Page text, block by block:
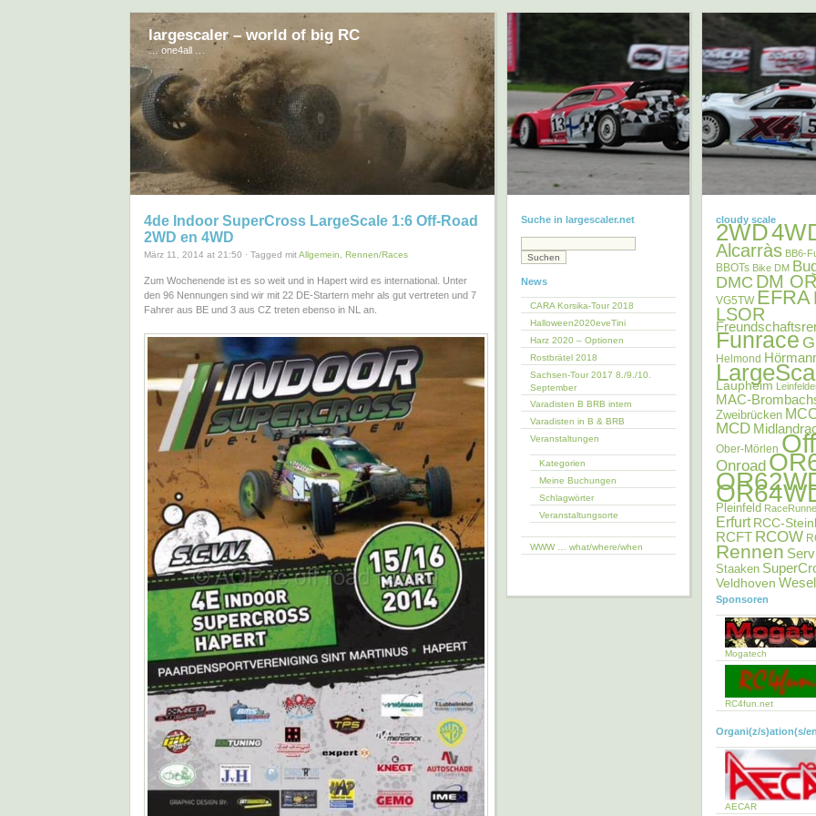
largescaler – world of big RC
… one4all …
4de Indoor SuperCross LargeScale 1:6 Off-Road
2WD en 4WD
März 11, 2014 at 21:50 · Tagged mitAllgemein Rennen/Races
Zum Wochenende ist es so weit und in Hapert wird es international. Unter
den 96 Nennungen sind wir mit 22 DE-Startern mehr als gut vertreten und 7
Fahrer aus BE und 3 aus CZ treten ebenso in NL an.
Suche in largescaler.net
News
CARA Korsika-Tour 2018
Halloween2020eveTini
Harz 2020 – Optionen
Rostbrätel 2018
Sachsen-Tour 2017 8./9./10.
September
Varadisten B BRB intern
Varadisten in B & BRB
Veranstaltungen
Kategorien
Meine Buchungen
Schlagwörter
Veranstaltungsorte
WWW … what/where/when
cloudy scale
2WD
Alcarràs BB6-
BBOTs Bike DM
DMC DM
VG5TW EFRA
LSOR
Funrace
Helmond
Laupheim
MAC-
Zweibrücken
MCD
Ober-Mörlen
Onroad
Pleinfeld
Erfurt RCC-
RCFT RCOW
Rennen
Staaken
Veldhoven Wesel
Sponsoren
Mogatech
RC4fun.net
Organi(z/s)ation(s/
AECAR